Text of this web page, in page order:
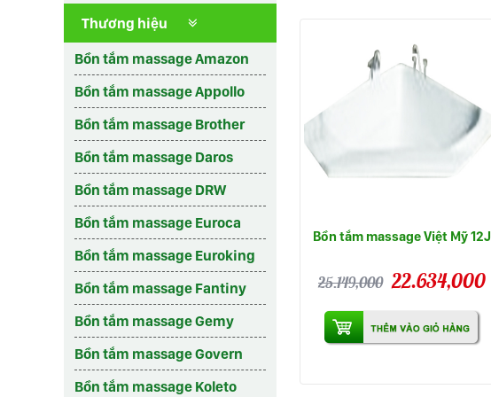
Thương hiệu
Bồn tắm massage Amazon
Bồn tắm massage Appollo
Bồn tắm massage Brother
Bồn tắm massage Daros
Bồn tắm massage DRW
Bồn tắm massage Euroca
Bồn tắm massage Euroking
Bồn tắm massage Fantiny
Bồn tắm massage Gemy
Bồn tắm massage Govern
Bồn tắm massage Koleto
Bồn tắm massage Việt Mỹ 12J
25.149,000 22.634,000